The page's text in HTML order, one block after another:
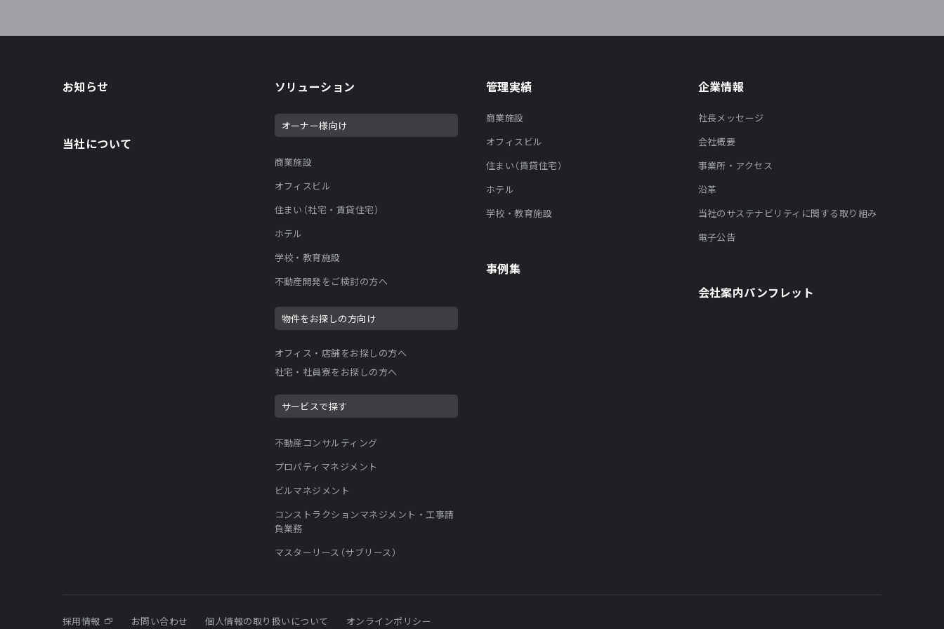
お知らせ
当社について
ソリューション
オーナー様向け
商業施設
オフィスビル
住まい（社宅・賃貸住宅）
ホテル
学校・教育施設
不動産開発をご検討の方へ
物件をお探しの方向け
オフィス・店舗をお探しの方へ
社宅・社員寮をお探しの方へ
サービスで探す
不動産コンサルティング
プロパティマネジメント
ビルマネジメント
コンストラクションマネジメント・工事請
負業務
マスターリース（サブリース）
管理実績
商業施設
オフィスビル
住まい（賃貸住宅）
ホテル
学校・教育施設
事例集
企業情報
社長メッセージ
会社概要
事業所・アクセス
沿革
当社のサステナビリティに関する取り組み
電子公告
会社案内パンフレット
採用情報 お問い合わせ 個人情報の取り扱いについて オンラインポリシー